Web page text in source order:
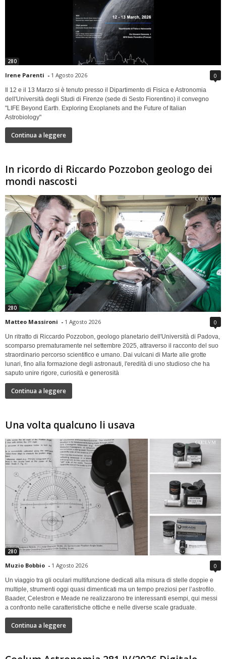
280
Irene Parenti - 1 Agosto 2026 0
Il 12 e il 13 Marzo si è tenuto presso il Dipartimento di Fisica e Astronomia
dell'Università degli Studi di Firenze (sede di Sesto Fiorentino) il convegno
"LIFE Beyond Earth. Exploring Exoplanets and the Future of Italian
Astrobiology"
Continua a leggere
In ricordo di Riccardo Pozzobon geologo dei
mondi nascosti
280
Matteo Massironi - 1 Agosto 2026 0
Un ritratto di Riccardo Pozzobon, geologo planetario dell'Università di Padova,
scomparso prematuramente nel settembre 2025, attraverso il racconto del suo
straordinario percorso scientifico e umano. Dai vulcani di Marte alle grotte
lunari, fino alla formazione degli astronauti, l'eredità di uno studioso che ha
saputo unire rigore, curiosità e generosità
Continua a leggere
Una volta qualcuno li usava
280
Muzio Bobbio - 1 Agosto 2026 0
Un viaggio tra gli oculari multifunzione dedicati alla misura di stelle doppie e
multiple, strumenti oggi quasi dimenticati ma un tempo preziosi per l’astrofilo.
Baader, Celestron e Meade ne realizzarono tre interessanti esempi, qui messi
a confronto nelle caratteristiche ottiche e nelle diverse scale graduate.
Continua a leggere